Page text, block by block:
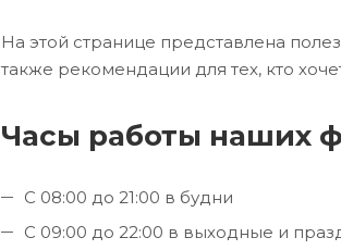
На этой странице представлена
также рекомендации для тех, кто
Часы работы наших
С 08:00 до 21:00 в будни
С 09:00 до 22:00 в выходные и